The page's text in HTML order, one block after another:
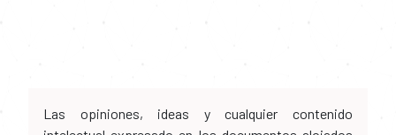
Las opiniones, ideas y cualquier contenido